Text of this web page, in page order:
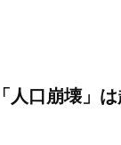
人口崩壊」